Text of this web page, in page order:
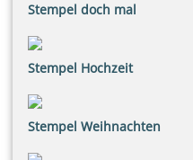
Stempel doch mal
Stempel Hochzeit
Stempel Weihnachten